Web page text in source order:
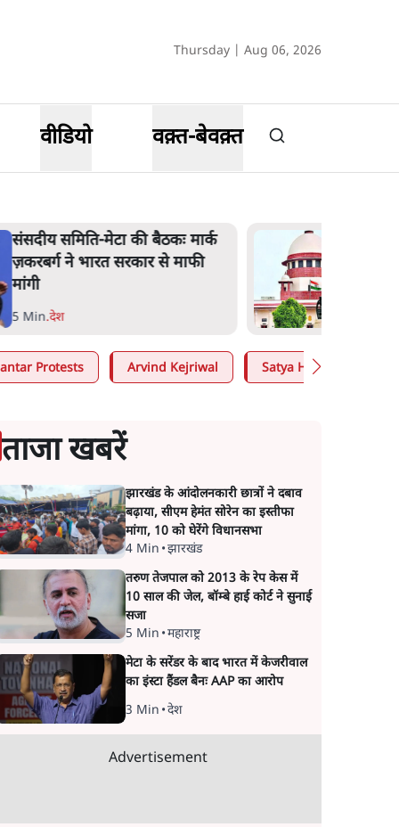
Thursday | Aug 06, 2026
वीडियो वक़्त-बेवक़्त
जंतर-मंतर प्रोटेस्ट- 'ताकतवर सरकार
के नाम पर आक्रामकता न दिखाए
पुलिस, जेन जी को सुने': SC
Protests Arvind Kejriwal Satya Hindi
ताजा खबरें
झारखंड के आंदोलनकारी छात्रों ने दबाव
बढ़ाया, सीएम हेमंत सोरेन का इस्तीफा
मांगा, 10 को घेरेंगे विधानसभा
4 Min •झारखंड
तरुण तेजपाल को 2013 के रेप केस में
10 साल की जेल, बॉम्बे हाई कोर्ट ने सुनाई
सजा
5 Min •महाराष्ट्र
मेटा के सरेंडर के बाद भारत में केजरीवाल
का इंस्टा हैंडल बैनः AAP का आरोप
3 Min •देश
Advertisement